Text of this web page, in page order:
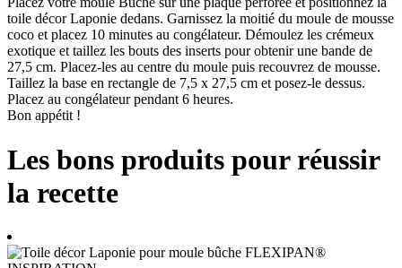
toile décor Laponie dedans. Garnissez la moitié du moule de mousse
coco et placez 10 minutes au congélateur. Démoulez les crémeux
exotique et taillez les bouts des inserts pour obtenir une bande de
27,5 cm. Placez-les au centre du moule puis recouvrez de mousse.
Taillez la base en rectangle de 7,5 x 27,5 cm et posez-le dessus.
Placez au congélateur pendant 6 heures.
Bon appétit !
Les bons produits pour réussir
la recette